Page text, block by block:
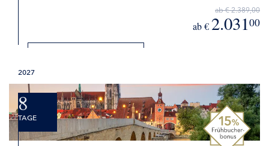
ab € 2.389,00
ab € 2.03100
2027
8
TAGE